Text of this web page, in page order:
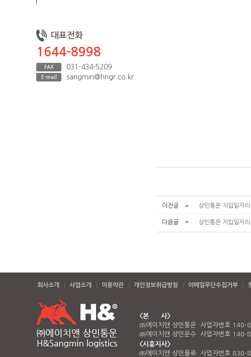
대표전화
1644-8998
FAX 031-434-5209
E-mail sangmin@hngr.co.kr
이전글 상민통운 지입일자
다음글 상민통운 지입일자
회사소개 사업소개 이용약관 개인정보취급방침 이메일무단수집거부
<본 사>
㈜에이치앤 상민통운 사업자번호
㈜에이치앤 상민운수 사업자번호
<시흥지사>
㈜에이치앤 상민물류 사업자번호